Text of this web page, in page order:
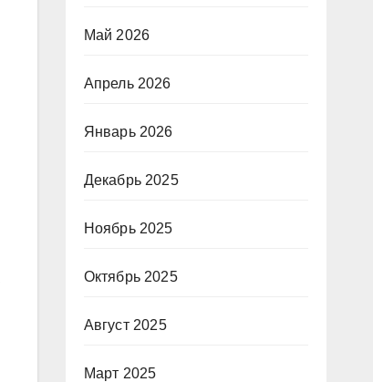
Май 2026
Апрель 2026
Январь 2026
Декабрь 2025
Ноябрь 2025
Октябрь 2025
Август 2025
Март 2025